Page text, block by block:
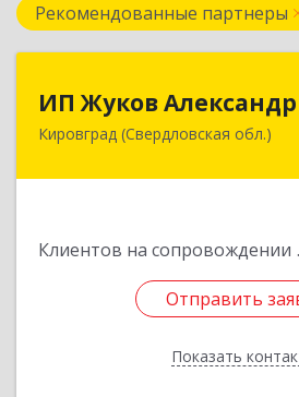
Рекомендованные партнеры
ИП Жуков
Кировград (Свердловская обл.)
Клиентов на сопровождении
Отправить
Показать
624140, Свердловская
Отправить
Назад